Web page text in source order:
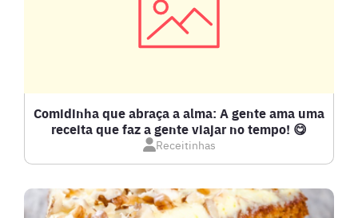
COMPOTAS E GELEIAS
DOCES E SOBREMESAS
DRINKS
Comidinha que abraça a alma: A gente ama uma
receita que faz a gente viajar no tempo! 😋
Receitinhas